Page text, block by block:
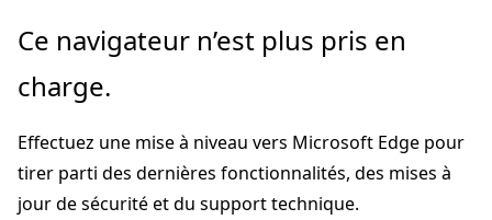
Passer
directement
au
principal
Ce navigateur n’est plus pris en
charge.
Effectuez une mise à niveau vers Microsoft Edge pour
tirer parti des dernières fonctionnalités, des mises à
jour de sécurité et du support technique.